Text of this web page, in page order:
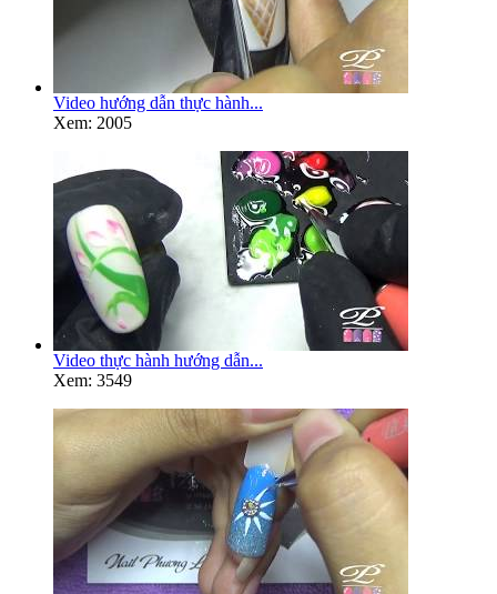
Video hướng dẫn thực hành...
Xem: 2005
Video thực hành hướng dẫn...
Xem: 3549